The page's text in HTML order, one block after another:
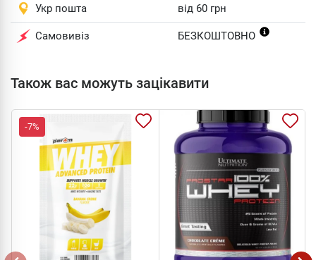
Укр пошта від 60 грн
Самовивіз БЕЗКОШТОВНО
Також вас можуть зацікавити
-7%